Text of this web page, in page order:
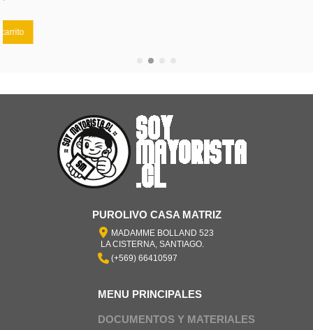
PUROLIVO CASA MATRIZ
MADAMME BOLLAND 523
LA CISTERNA, SANTIAGO.
(+569) 66410597
MENU PRINCIPALES
DOCUMENTOS Y MATERIALES